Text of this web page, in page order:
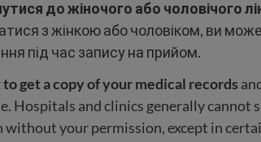
до жіночого або чоловічого
з жінкою або чоловіком, ви
під час запису на прийом.
get a copy of your medical records
Hospitals and clinics generally cannot
your permission, except in